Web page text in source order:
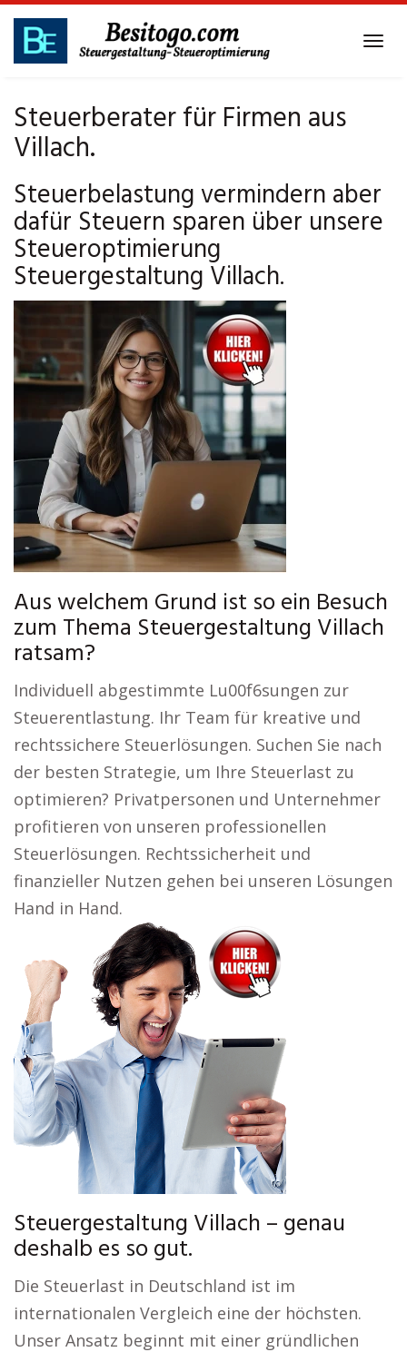
Skip
main
Steuerberater für Firmen aus
Villach.
Steuerbelastung vermindern aber
dafür Steuern sparen über unsere
Steueroptimierung
Steuergestaltung Villach.
Aus welchem Grund ist so ein Besuch
zum Thema Steuergestaltung Villach
ratsam?
Individuell abgestimmte Lu00f6sungen zur
Steuerentlastung. Ihr Team für kreative und
rechtssichere Steuerlösungen. Suchen Sie nach
der besten Strategie, um Ihre Steuerlast zu
optimieren? Privatpersonen und Unternehmer
profitieren von unseren professionellen
Steuerlösungen. Rechtssicherheit und
finanzieller Nutzen gehen bei unseren Lösungen
Hand in Hand.
Steuergestaltung Villach – genau
deshalb es so gut.
Die Steuerlast in Deutschland ist im
internationalen Vergleich eine der höchsten.
Unser Ansatz beginnt mit einer gründlichen